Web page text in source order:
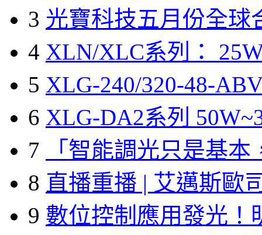
3 光寶科技五月份全球
4 XLN/XLC系列：
5 XLG-240/320-48-
6 XLG-DA2系列
7
「智能調光只是基本
8 直播重播 | 艾邁斯歐
9 數位控制應用發光！